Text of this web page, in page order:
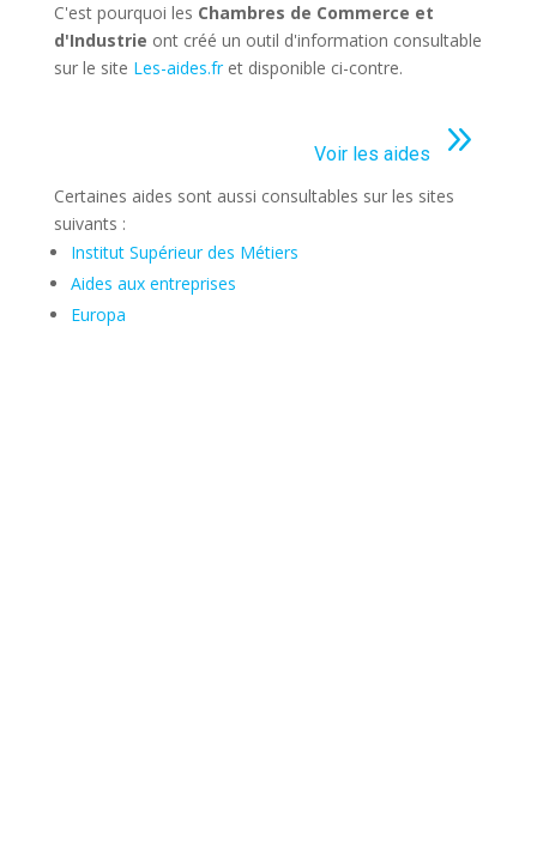
C'est pourquoi les Chambres de Commerce et
d'Industrie ont créé un outil d'information consultable
sur le site Les-aides.fret disponible ci-contre.
Voir les aides 9
Certaines aides sont aussi consultables sur les sites
suivants :
Institut Supérieur des Métiers
Aides aux entreprises
Europa